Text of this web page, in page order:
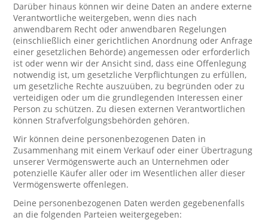
Darüber hinaus können wir deine Daten an andere externe
Verantwortliche weitergeben, wenn dies nach
anwendbarem Recht oder anwendbaren Regelungen
(einschließlich einer gerichtlichen Anordnung oder Anfrage
einer gesetzlichen Behörde) angemessen oder erforderlich
ist oder wenn wir der Ansicht sind, dass eine Offenlegung
notwendig ist, um gesetzliche Verpflichtungen zu erfüllen,
um gesetzliche Rechte auszuüben, zu begründen oder zu
verteidigen oder um die grundlegenden Interessen einer
Person zu schützen. Zu diesen externen Verantwortlichen
können Strafverfolgungsbehörden gehören.
Wir können deine personenbezogenen Daten in
Zusammenhang mit einem Verkauf oder einer Übertragung
unserer Vermögenswerte auch an Unternehmen oder
potenzielle Käufer aller oder im Wesentlichen aller dieser
Vermögenswerte offenlegen.
Deine personenbezogenen Daten werden gegebenenfalls
an die folgenden Parteien weitergegeben: